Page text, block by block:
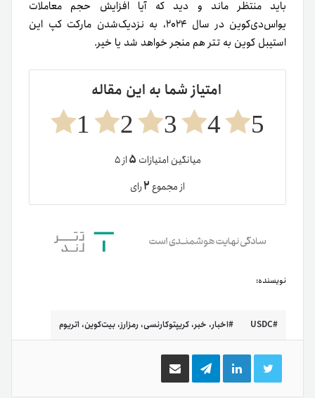
باید منتظر ماند و دید که آیا افزایش حجم معاملات
یو‌اس‌دی‌کوین در سال ۲۰۲۴، به نزدیک‌شدن مارکت کپ این
استیبل کوین به تتر هم منجر خواهد شد یا خیر.
امتیاز شما به این مقاله
5
4
3
2
1
میانگین امتیازات ۵از ۵
از مجموع۲رای
نویسنده:
USDC اخبار، خبر، کریپتوکارنسی، رمزارز، بیت‌کوین، اتریوم
توییتر لینکدینتلگرام اشتراک
گذاری